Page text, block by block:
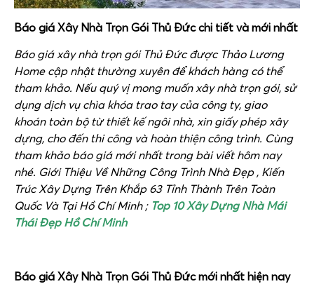
Báo giá Xây Nhà Trọn Gói Thủ Đức chi tiết và mới nhất
Báo giá xây nhà trọn gói Thủ Đức được Thảo Lương
Home cập nhật thường xuyên để khách hàng có thể
tham khảo. Nếu quý vị mong muốn xây nhà trọn gói, sử
dụng dịch vụ chìa khóa trao tay của công ty, giao
khoán toàn bộ từ thiết kế ngôi nhà, xin giấy phép xây
dựng, cho đến thi công và hoàn thiện công trình. Cùng
tham khảo báo giá mới nhất trong bài viết hôm nay
nhé. Giới Thiệu Về Những Công Trình Nhà Đẹp , Kiến
Trúc Xây Dựng Trên Khắp 63 Tỉnh Thành Trên Toàn
Quốc Và Tại Hồ Chí Minh ; Top 10 Xây Dựng Nhà Mái
Thái Đẹp Hồ Chí Minh
Báo giá Xây Nhà Trọn Gói Thủ Đức mới nhất hiện nay